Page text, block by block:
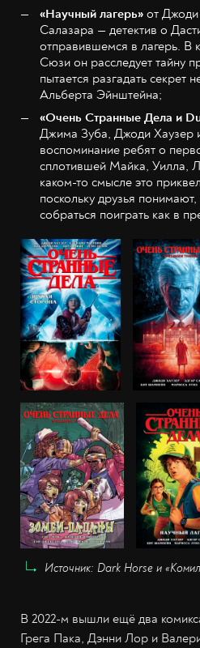
«Научный лагерь» от
Салазара — детектив о
отправившемся в лагерь. В
Сюзи он расследует тайну
пытается разгадать секрет
Альберта Эйнштейна;
«Очень Странные Дела и
Джима Зуба, Джоди Хаузер
воспоминание ребят о
сплотившей Майка, Уилла,
каком-то смысле это
поскольку друзья
собраться поиграть как в
Источник: Dark Horse и
В 2022-м вышли ещё два
Грега Пака, Дэнни Лор и